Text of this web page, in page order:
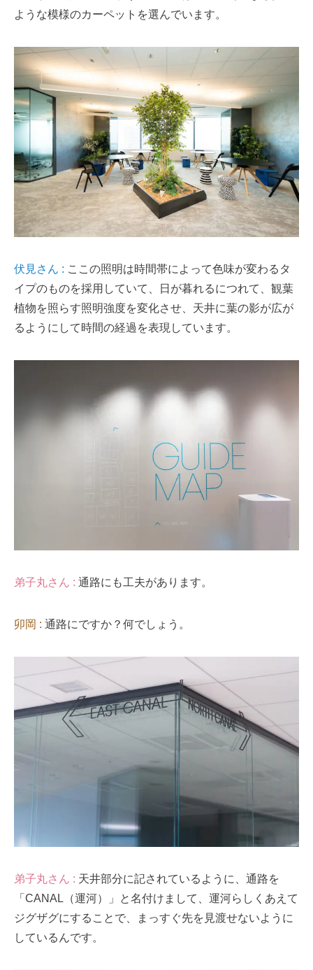
ような模様のカーペットを選んでいます。
伏見さん : ここの照明は時間帯によって色味が変わるタ
イプのものを採用していて、日が暮れるにつれて、観葉
植物を照らす照明強度を変化させ、天井に葉の影が広が
るようにして時間の経過を表現しています。
弟子丸さん : 通路にも工夫があります。
卯岡 : 通路にですか？何でしょう。
弟子丸さん : 天井部分に記されているように、通路を
「CANAL（運河）」と名付けまして、運河らしくあえて
ジグザグにすることで、まっすぐ先を見渡せないように
しているんです。